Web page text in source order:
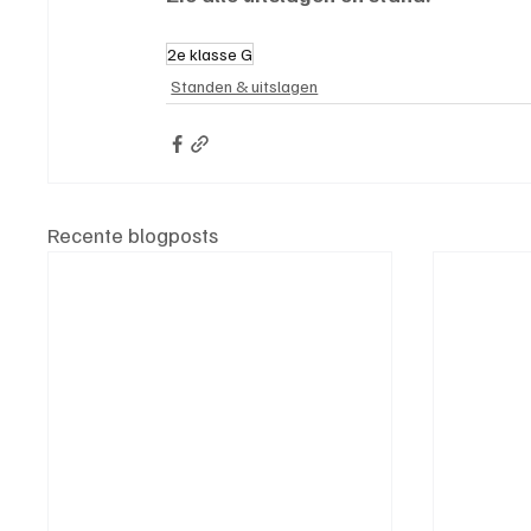
2e klasse G
Standen & uitslagen
Recente blogposts